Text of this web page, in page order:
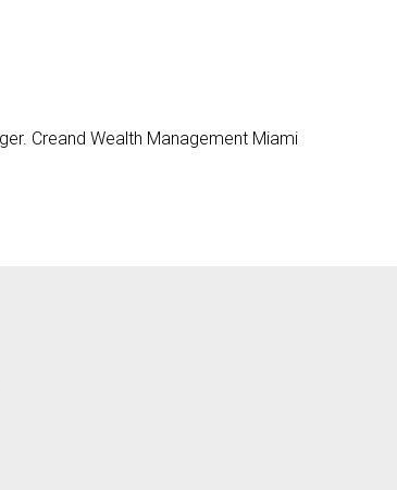
Creand Wealth Management Miami